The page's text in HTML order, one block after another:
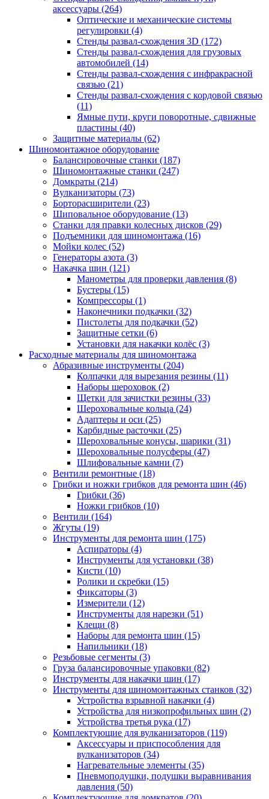
аксессуары (264)
Оптические и механические системы
регулировки (4)
Стенды развал-схождения 3D (172)
Стенды развал-схождения для грузовых
автомобилей (14)
Стенды развал-схождения с инфракрасной
связью (21)
Стенды развал-схождения с кордовой связью
(11)
Ямные пути, круги поворотные, сдвижные
пластины (40)
Защитные материалы (62)
Шиномонтажное оборудование
Балансировочные станки (187)
Шиномонтажные станки (247)
Домкраты (214)
Вулканизаторы (73)
Борторасширители (23)
Шиповальное оборудование (13)
Станки для правки колесных дисков (29)
Подъемники для шиномонтажа (16)
Мойки колес (52)
Генераторы азота (3)
Накачка шин (121)
Манометры для проверки давления (8)
Бустеры (15)
Компрессоры (1)
Наконечники подкачки (32)
Пистолеты для подкачки (52)
Защитные сетки (6)
Установки для накачки колёс (3)
Расходные материалы для шиномонтажа
Абразивные инструменты (204)
Колпачки для вырезания резины (11)
Наборы шероховок (2)
Щетки для зачистки резины (33)
Шероховальные кольца (24)
Адаптеры и оси (25)
Карбидные расточки (25)
Шероховальные конусы, шарики (31)
Шероховальные полусферы (47)
Шлифовальные камни (7)
Вентили ремонтные (18)
Грибки и ножки грибков для ремонта шин (46)
Грибки (36)
Ножки грибков (10)
Вентили (164)
Жгуты (19)
Инструменты для ремонта шин (175)
Аспираторы (4)
Инструменты для установки (38)
Кисти (10)
Ролики и скребки (15)
Фиксаторы (3)
Измерители (12)
Инструменты для нарезки (51)
Клещи (8)
Наборы для ремонта шин (15)
Напильники (18)
Резьбовые сегменты (3)
Груза балансировочные упаковки (82)
Инструменты для накачки шин (17)
Инструменты для шиномонтажных станков (32)
Устройства взрывной накачки (4)
Устройства для низкопрофильных шин (2)
Устройства третья рука (17)
Комплектующие для вулканизаторов (119)
Аксессуары и приспособления для
вулканизаторов (34)
Нагревательные элементы (35)
Пневмоподушки, подушки выравнивания
давления (50)